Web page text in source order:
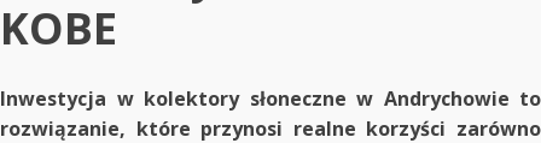
KOBE
Inwestycja w kolektory słoneczne w Andrychowie to
rozwiązanie, które przynosi realne korzyści zarówno